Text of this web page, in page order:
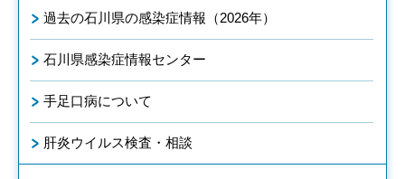
過去の石川県の感染症情報（2026年）
石川県感染症情報センター
手足口病について
肝炎ウイルス検査・相談